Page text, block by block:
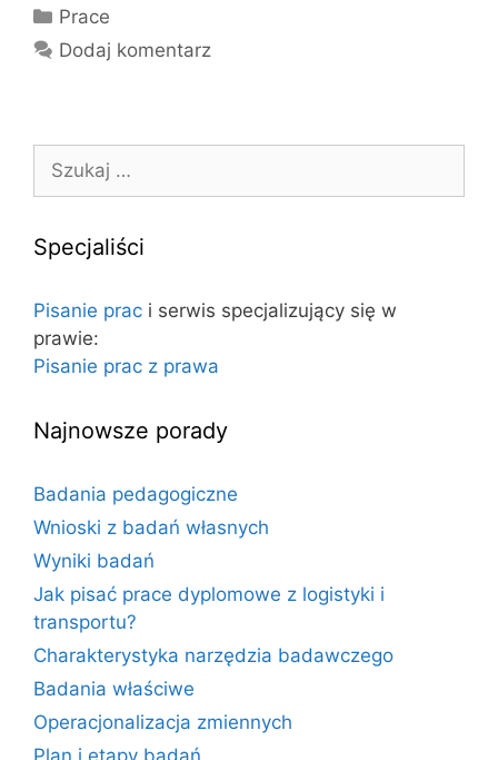
K
a
o
r
Prace
Dodaj komentarz
k
:
Specjaliści
Pisanie prac i serwis specjalizujący się w
prawie:
Pisanie prac z prawa
Najnowsze porady
Badania pedagogiczne
Wnioski z badań własnych
Wyniki badań
Jak pisać prace dyplomowe z logistyki i
transportu?
Charakterystyka narzędzia badawczego
Badania właściwe
Operacjonalizacja zmiennych
Plan i etapy badań